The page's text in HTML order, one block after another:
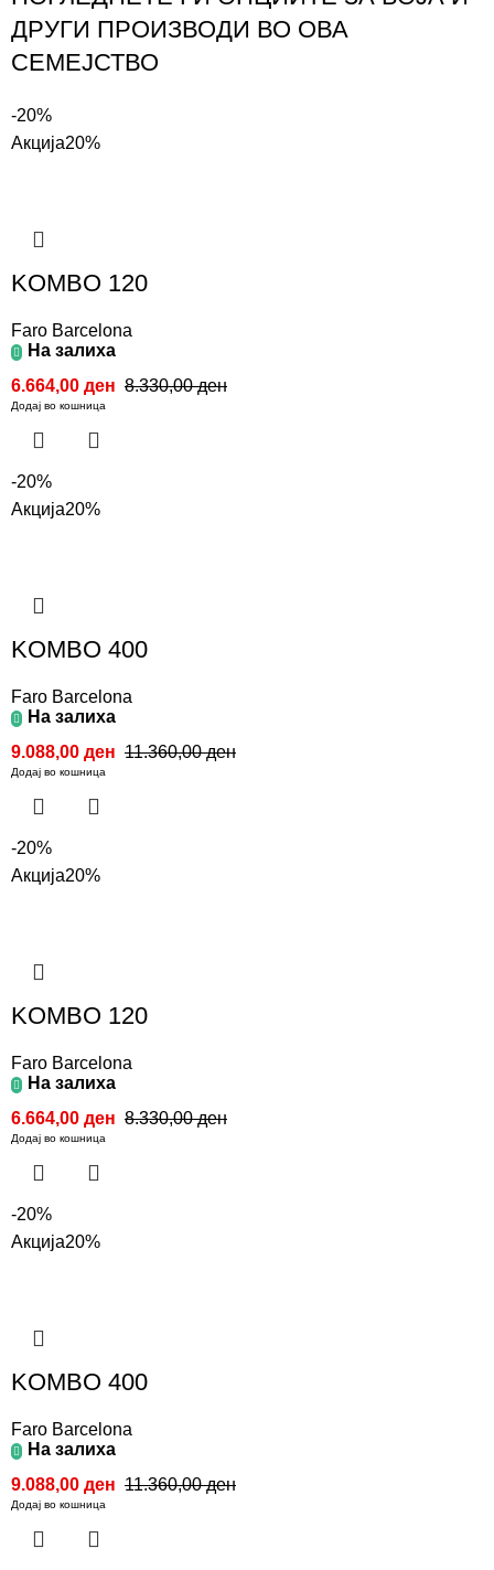
ДРУГИ ПРОИЗВОДИ ВО ОВА
СЕМЕЈСТВО
-20%
Акција20%
KOMBO 120
Faro Barcelona
На залиха
8.330,00ден
6.664,00 ден
Додај во кошница
-20%
Акција20%
KOMBO 400
Faro Barcelona
На залиха
11.360,00ден
9.088,00 ден
Додај во кошница
-20%
Акција20%
KOMBO 120
Faro Barcelona
На залиха
8.330,00ден
6.664,00 ден
Додај во кошница
-20%
Акција20%
KOMBO 400
Faro Barcelona
На залиха
11.360,00ден
9.088,00 ден
Додај во кошница